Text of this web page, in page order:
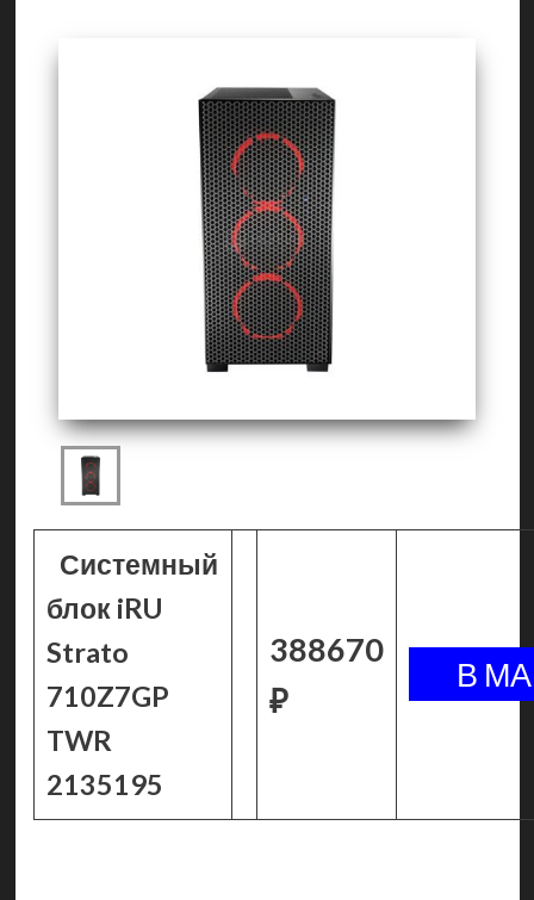
Системный
блок iRU
Strato
710Z7GP
TWR
2135195
388670
₽